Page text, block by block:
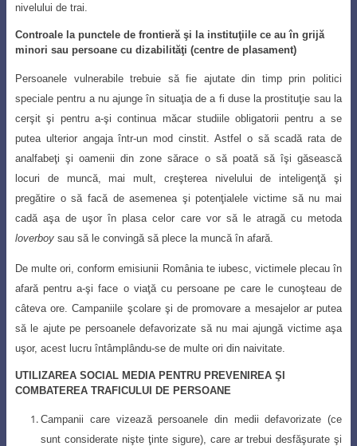
nivelului de trai.
Controale la punctele de frontieră şi la instituţiile ce au în grijă
minori sau persoane cu dizabilităţi (centre de plasament)
Persoanele vulnerabile trebuie să fie ajutate din timp prin politici
speciale pentru a nu ajunge în situaţia de a fi duse la prostituţie sau la
cerşit şi pentru a-şi continua măcar studiile obligatorii pentru a se
putea ulterior angaja într-un mod cinstit. Astfel o să scadă rata de
analfabeţi şi oamenii din zone sărace o să poată să îşi găsească
locuri de muncă, mai mult, creşterea nivelului de inteligenţă şi
pregătire o să facă de asemenea şi potenţialele victime să nu mai
cadă aşa de uşor în plasa celor care vor să le atragă cu metoda
loverboysau să le convingă să plece la muncă în afară.
De multe ori, conform emisiunii România te iubesc, victimele plecau în
afară pentru a-şi face o viaţă cu persoane pe care le cunoşteau de
câteva ore. Campaniile şcolare şi de promovare a mesajelor ar putea
să le ajute pe persoanele defavorizate să nu mai ajungă victime aşa
uşor, acest lucru întâmplându-se de multe ori din naivitate.
UTILIZAREA SOCIAL MEDIA PENTRU PREVENIREA ŞI
COMBATEREA TRAFICULUI DE PERSOANE
Campanii care vizează persoanele din medii defavorizate (ce
sunt considerate nişte ţinte sigure), care ar trebui desfăşurate şi